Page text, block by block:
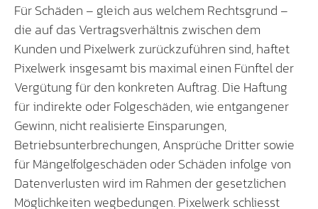
Für Schäden – gleich aus welchem Rechtsgrund –
die auf das Vertragsverhältnis zwischen dem
Kunden und Pixelwerk zurückzuführen sind, haftet
Pixelwerk insgesamt bis maximal einen Fünftel der
Vergütung für den konkreten Auftrag. Die Haftung
für indirekte oder Folgeschäden, wie entgangener
Gewinn, nicht realisierte Einsparungen,
Betriebsunterbrechungen, Ansprüche Dritter sowie
für Mängelfolgeschäden oder Schäden infolge von
Datenverlusten wird im Rahmen der gesetzlichen
Möglichkeiten wegbedungen. Pixelwerk schliesst